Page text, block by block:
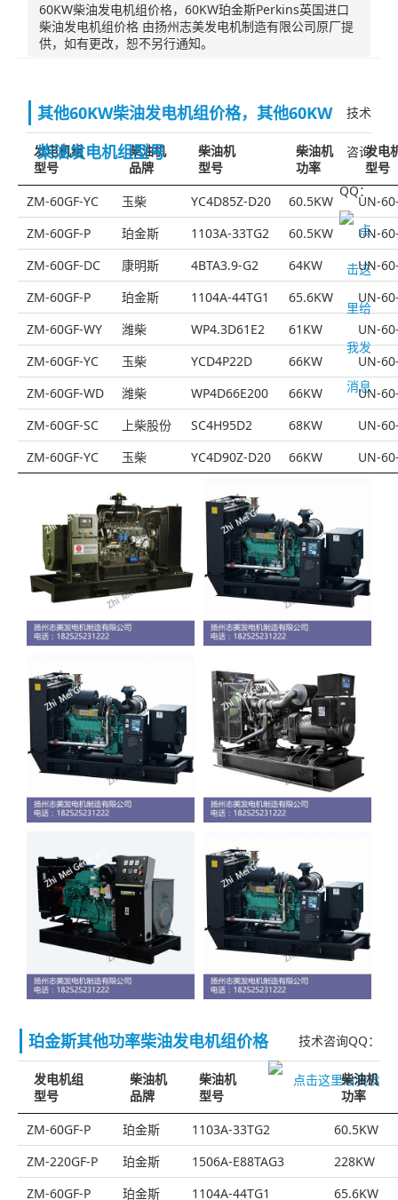
60KW柴油发电机组价格，60KW珀金斯Perkins英国进口
柴油发电机组价格 由扬州志美发电机制造有限公司原厂提
供，如有更改，恕不另行通知。
其他60KW柴油发电机组价格，其他60KW
柴油发电机组型号
技术
咨询
QQ：
发电机组
型号
柴油机
品牌
柴油机
型号
柴油机
功率
发电
型号
ZM-60GF-YC
玉柴 YC4D85Z-D20 60.5KW
UN-
ZM-60GF-P
珀金斯 1103A-33TG2 60.5KW
UN-
ZM-60GF-DC
康明斯 4BTA3.9-G2 64KW
UN-
ZM-60GF-P
珀金斯 1104A-44TG1 65.6KW
UN-
ZM-60GF-WY
潍柴 WP4.3D61E2 61KW
UN-
ZM-60GF-YC
玉柴 YCD4P22D 66KW
UN-
ZM-60GF-WD
潍柴 WP4D66E200 66KW
UN-
ZM-60GF-SC
上柴股份 SC4H95D2 68KW
UN-
ZM-60GF-YC
玉柴 YC4D90Z-D20 66KW UN-
珀金斯其他功率柴油发电机组价格 技术咨询QQ：
发电机组
型号
柴油机
品牌
柴油机
型号
柴油机
功率
ZM-60GF-P
珀金斯 1103A-33TG2
60.5KW
ZM-220GF-P
珀金斯 1506A-E88TAG3
228KW
ZM-60GF-P
珀金斯 1104A-44TG1
65.6KW